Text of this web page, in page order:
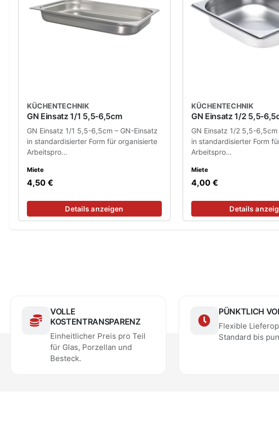
KÜCHENTECHNIK
GN Einsatz 1/1 5,5-6,5cm
GN Einsatz 1/1 5,5-6,5cm – GN-Einsatz
in standardisierter Form für organisierte
Arbeitspro...
Miete
4,50 €
Details anzeigen
KÜCHENTECHNIK
GN Einsatz 1/2 5,5-
GN Einsatz 1/2 5,5-6,5cm
in standardisierter Form
Arbeitspro...
Miete
4,00 €
Details
VOLLE
KOSTENTRANSPARENZ
Einheitlicher Preis pro Teil
für Glas, Porzellan und
Besteck.
PÜNKTLICH
Flexible
Standard bis